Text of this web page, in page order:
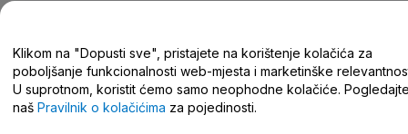
Centar za pomoć/kontaktirajte nas
Klikom na "Dopusti sve", pristajete na korištenje kolačića za
poboljšanje funkcionalnosti web-mjesta i marketinške
U suprotnom, koristit ćemo samo neophodne kolačiće.
naš Pravilnik o kolačićima za pojedinosti.